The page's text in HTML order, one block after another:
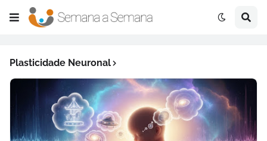
Plasticidade Neuronal